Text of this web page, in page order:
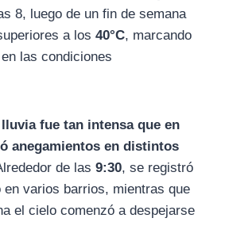
p
8, luego de un fin de semana
a los 40°C, marcando
las condiciones
fue tan intensa que en
anegamientos en distintos
de las 9:30, se registró
en varios barrios, mientras que
el cielo comenzó a despejarse